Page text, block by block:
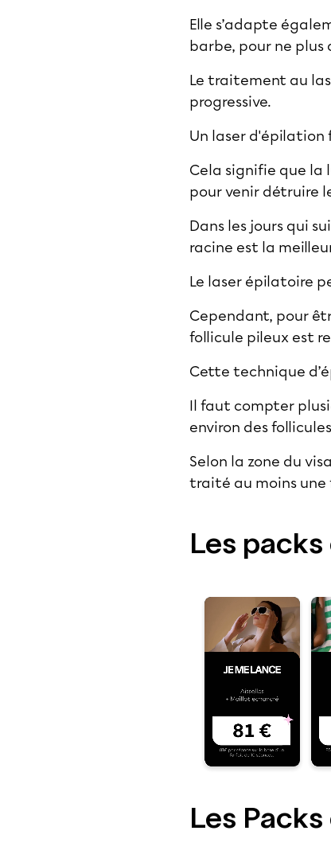
Elle s’adapte
barbe, pour ne plus
Le traitement au
progressive.
Un laser
Cela signifie que la
pour venir détruire
Dans les jours qui
racine est la
Le laser épilatoire
Cependant, pour
follicule pileux est
Cette technique
Il faut compter
environ des
Selon la zone du
traité au moins une
Les
Les